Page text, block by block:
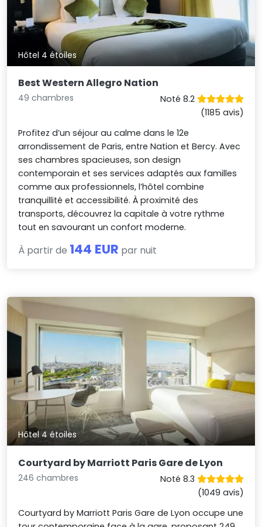
Hôtel 4 étoiles
Best Western Allegro Nation
49 chambres
Noté 8.2
(1185 avis)
Profitez d’un séjour au calme dans le 12e
arrondissement de Paris, entre Nation et Bercy. Avec
ses chambres spacieuses, son design
contemporain et ses services adaptés aux familles
comme aux professionnels, l’hôtel combine
tranquillité et accessibilité. À proximité des
transports, découvrez la capitale à votre rythme
tout en savourant un confort moderne.
À partir de 144 EUR par nuit
Hôtel 4 étoiles
Courtyard by Marriott Paris Gare de Lyon
246 chambres
Noté 8.3
(1049 avis)
Courtyard by Marriott Paris Gare de Lyon occupe une